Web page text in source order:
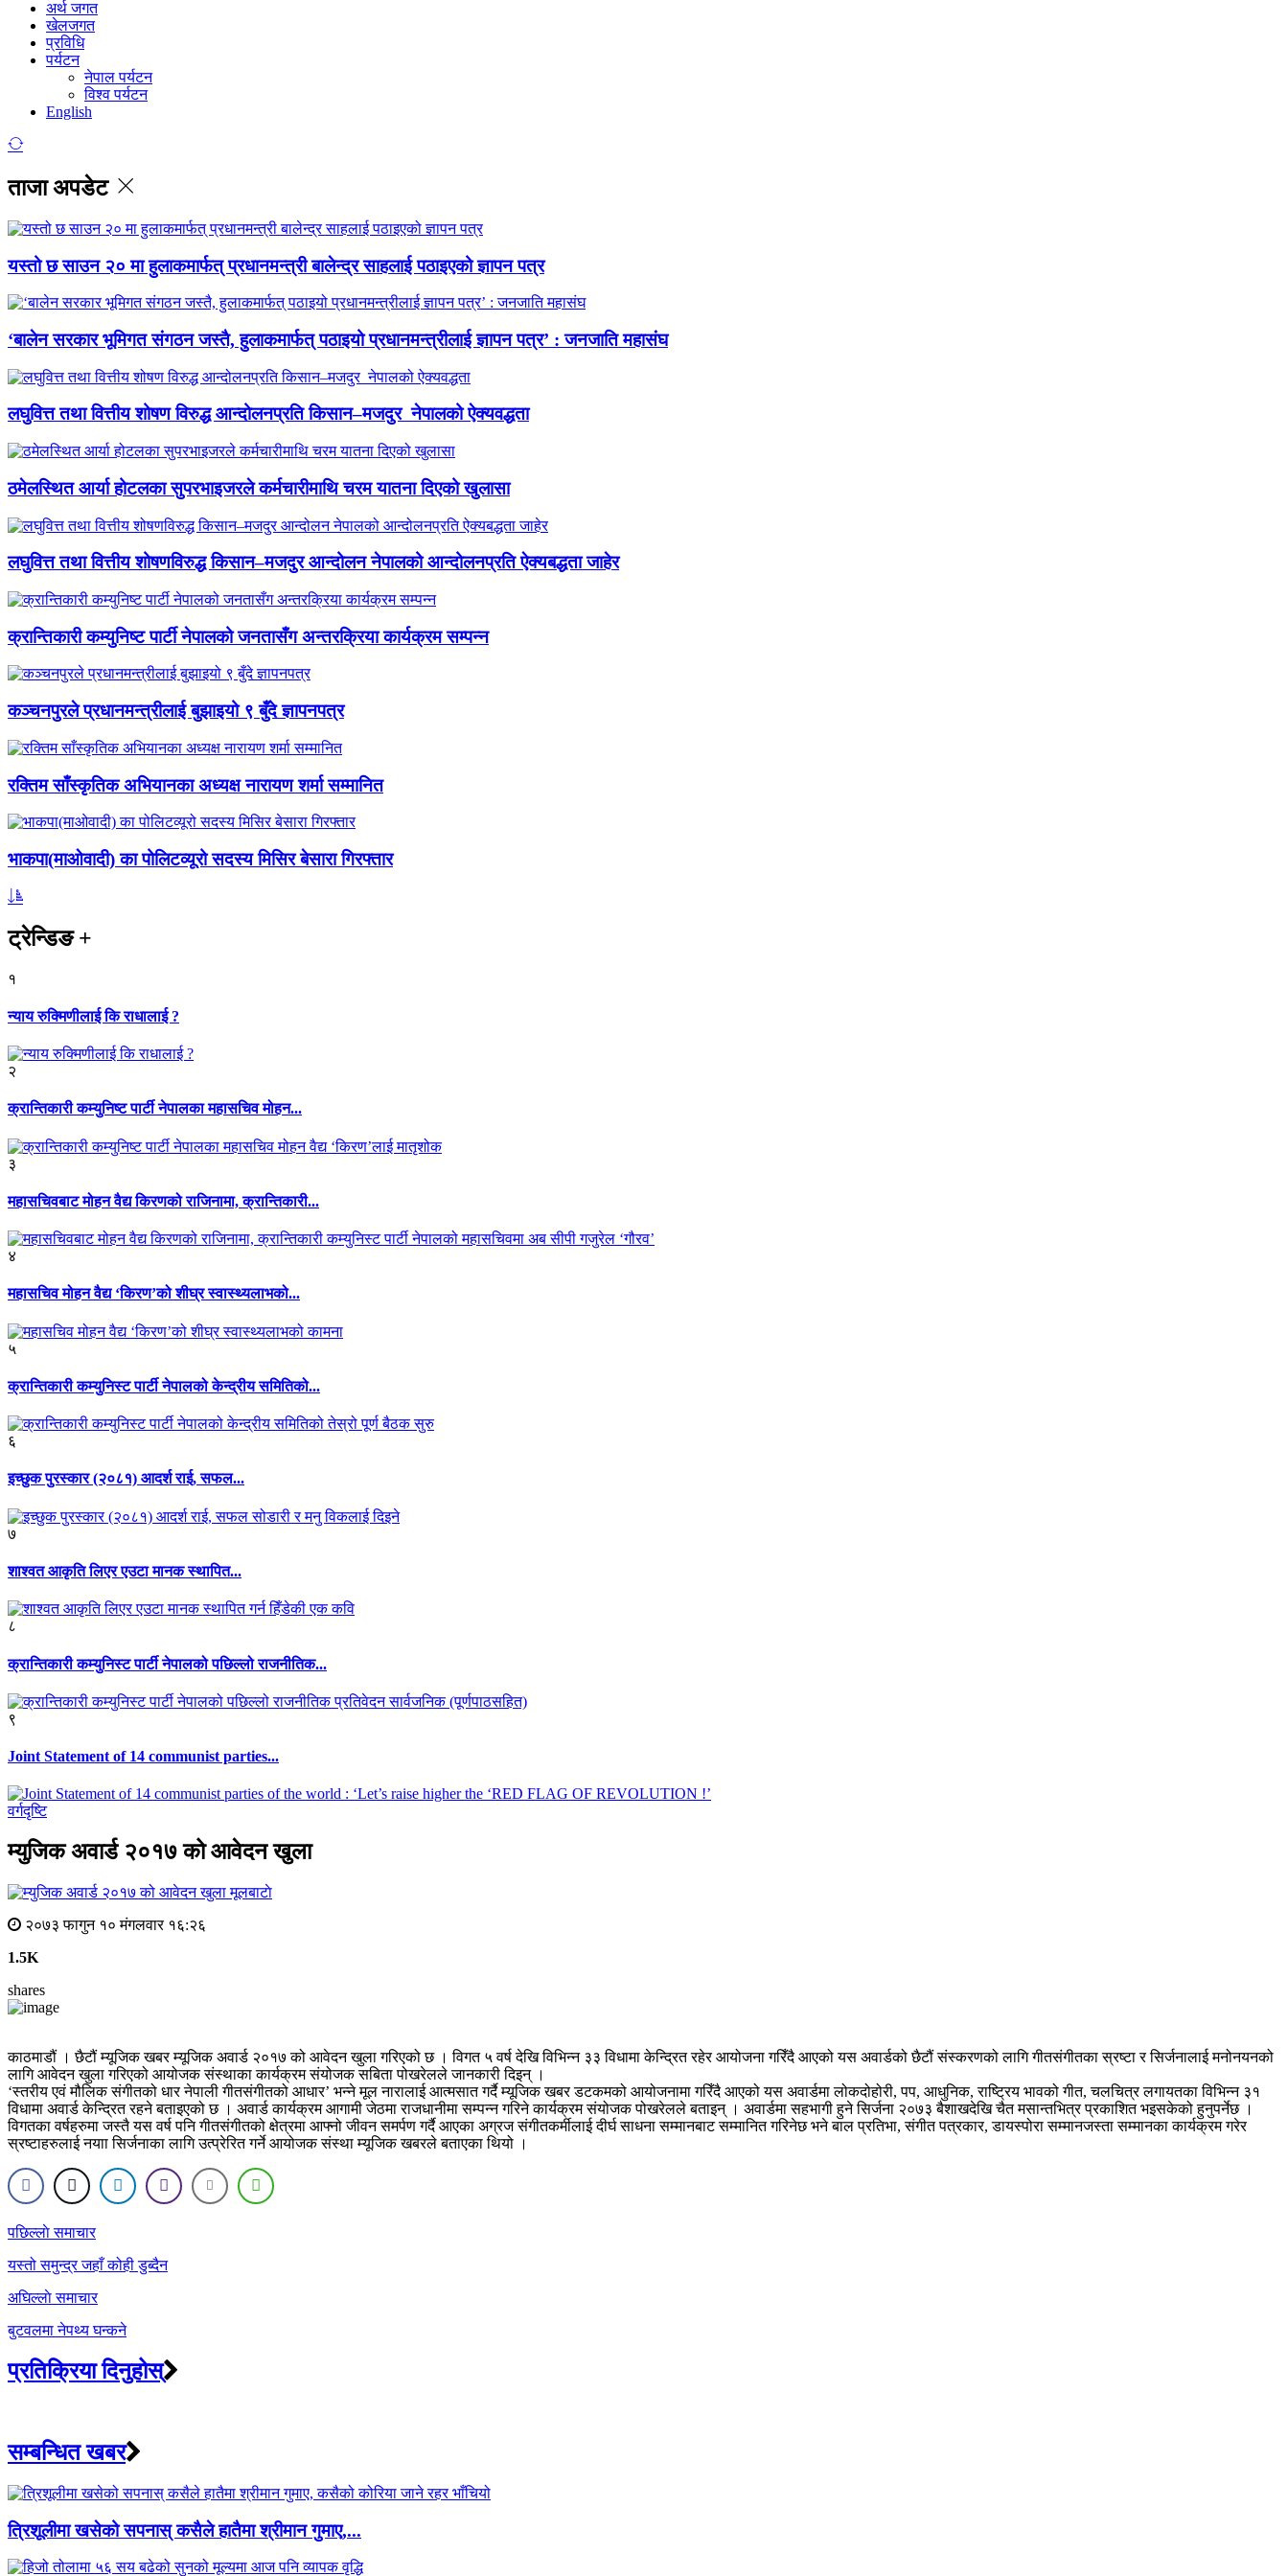
अर्थ जगत
खेलजगत
प्रविधि
पर्यटन
नेपाल पर्यटन
विश्व पर्यटन
English
ताजा अपडेट
यस्तो छ साउन २० मा हुलाकमार्फत् प्रधानमन्त्री बालेन्द्र साहलाई पठाइएको ज्ञापन पत्र
‘बालेन सरकार भूमिगत संगठन जस्तै, हुलाकमार्फत् पठाइयो प्रधानमन्त्रीलाई ज्ञापन पत्र’ : जनजाति महासंघ
लघुवित्त तथा वित्तीय शोषण विरुद्ध आन्दोलनप्रति किसान–मजदुर नेपालको ऐक्यवद्धता
ठमेलस्थित आर्या होटलका सुपरभाइजरले कर्मचारीमाथि चरम यातना दिएको खुलासा
लघुवित्त तथा वित्तीय शोषणविरुद्ध किसान–मजदुर आन्दोलन नेपालको आन्दोलनप्रति ऐक्यबद्धता जाहेर
क्रान्तिकारी कम्युनिष्ट पार्टी नेपालको जनतासँग अन्तरक्रिया कार्यक्रम सम्पन्न
कञ्चनपुरले प्रधानमन्त्रीलाई बुझाइयो ९ बुँदे ज्ञापनपत्र
रक्तिम साँस्कृतिक अभियानका अध्यक्ष नारायण शर्मा सम्मानित
भाकपा(माओवादी) का पोलिटव्यूरो सदस्य मिसिर बेसारा गिरफ्तार
ट्रेन्डिङ+
१
न्याय रुक्मिणीलाई कि राधालाई ?
२
क्रान्तिकारी कम्युनिष्ट पार्टी नेपालका महासचिव मोहन...
३
महासचिवबाट मोहन वैद्य किरणको राजिनामा, क्रान्तिकारी...
४
महासचिव मोहन वैद्य ‘किरण’को शीघ्र स्वास्थ्यलाभको...
५
क्रान्तिकारी कम्युनिस्ट पार्टी नेपालको केन्द्रीय समितिको...
६
इच्छुक पुरस्कार (२०८१) आदर्श राई, सफल...
७
शाश्वत आकृति लिएर एउटा मानक स्थापित...
८
क्रान्तिकारी कम्युनिस्ट पार्टी नेपालको पछिल्लो राजनीतिक...
९
Joint Statement of 14 communist parties...
वर्गदृष्टि
म्युजिक अवार्ड २०१७ को आवेदन खुला
मूलबाटाे
२०७३ फागुन १० मंगलवार १६:२६
1.5K
shares
काठमाडौं । छैटौं म्यूजिक खबर म्यूजिक अवार्ड २०१७ को आवेदन खुला गरिएको छ । विगत ५ वर्ष देखि विभिन्न ३३ विधामा केन्द्रित रहेर आयोजना गरिँदै आएको यस अवार्डको छैटौं संस्करणको लागि गीतसंगीतका स्रष्टा र सिर्जनालाई मनोनयनको
लागि आवेदन खुला गरिएको आयोजक संस्थाका कार्यक्रम संयोजक सबिता पोखरेलले जानकारी दिइन् ।
‘स्तरीय एवं मौलिक संगीतको धार नेपाली गीतसंगीतको आधार’ भन्ने मूल नारालाई आत्मसात गर्दै म्यूजिक खबर डटकमको आयोजनामा गरिँदै आएको यस अवार्डमा लोकदोहोरी, पप, आधुनिक, राष्ट्रिय भावको गीत, चलचित्र लगायतका विभिन्न ३१
विधामा अवार्ड केन्द्रित रहने बताइएको छ । अवार्ड कार्यक्रम आगामी जेठमा राजधानीमा सम्पन्न गरिने कार्यक्रम संयोजक पोखरेलले बताइन् । अवार्डमा सहभागी हुने सिर्जना २०७३ बैशाखदेखि चैत मसान्तभित्र प्रकाशित भइसकेको हुनुपर्नेछ ।
विगतका वर्षहरुमा जस्तै यस वर्ष पनि गीतसंगीतको क्षेत्रमा आफ्नो जीवन समर्पण गर्दै आएका अग्रज संगीतकर्मीलाई दीर्घ साधना सम्मानबाट सम्मानित गरिनेछ भने बाल प्रतिभा, संगीत पत्रकार, डायस्पोरा सम्मानजस्ता सम्मानका कार्यक्रम गरेर
स्रष्टाहरुलाई नयाा सिर्जनाका लागि उत्प्रेरित गर्ने आयोजक संस्था म्यूजिक खबरले बताएका थियो ।
Post
navigation
पछिल्लाे समाचार
यस्तो समुन्द्र जहाँ कोही डुब्दैन
अघिल्लाे समाचार
बुटवलमा नेपथ्य घन्कने
प्रतिक्रिया दिनुहोस्
सम्बन्धित खबर
त्रिशूलीमा खसेको सपनास् कसैले हातैमा श्रीमान गुमाए,...